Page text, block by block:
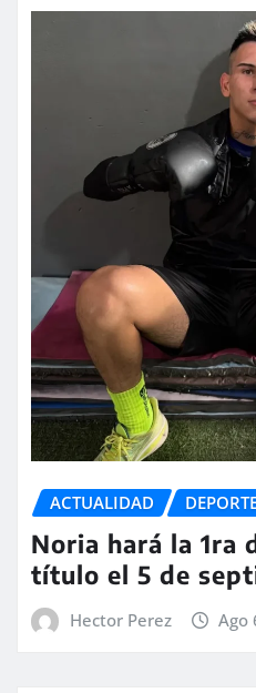
ACTUALIDAD
Noria hará la 1ra
título el 5 de
Hector Perez Ago